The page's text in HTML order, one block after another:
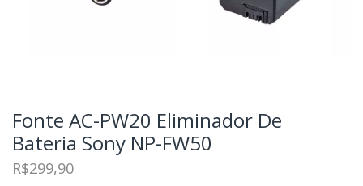
Fonte AC-PW20 Eliminador De
Bateria Sony NP-FW50
R$299,90